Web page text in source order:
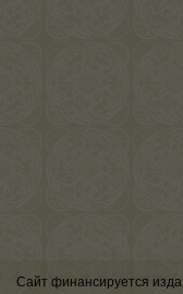
Сайт финансируется